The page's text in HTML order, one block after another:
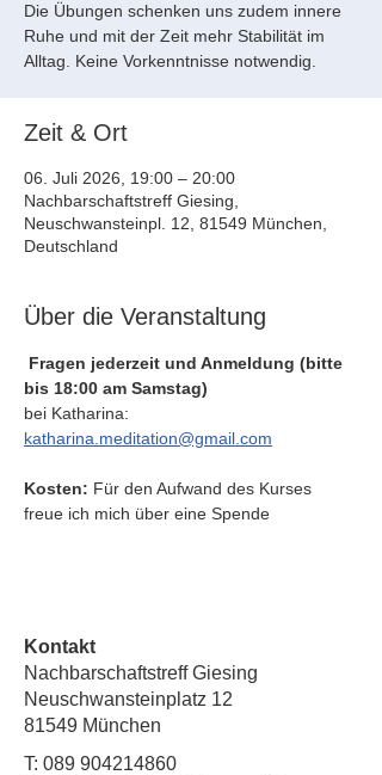
Die Übungen schenken uns zudem innere
Ruhe und mit der Zeit mehr Stabilität im
Alltag. Keine Vorkenntnisse notwendig.
Zeit & Ort
06. Juli 2026, 19:00 – 20:00
Nachbarschaftstreff Giesing,
Neuschwansteinpl. 12, 81549 München,
Deutschland
Über die Veranstaltung
Fragen jederzeit und Anmeldung (bitte
bis 18:00 am Samstag)
bei Katharina:
katharina.meditation@gmail.com
Kosten: Für den Aufwand des Kurses
freue ich mich über eine Spende
Kontakt
Nachbarschaftstreff Giesing
Neuschwansteinplatz 12
81549 München
T: 089 904214860